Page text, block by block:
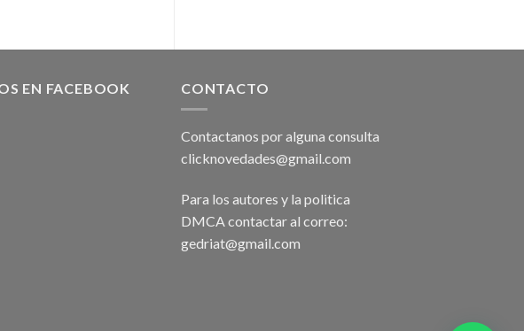
EN FACEBOOK CONTACTO
Contactanos por alguna consulta
clicknovedades@gmail.com
Para los autores y la politica
DMCA contactar al correo:
gedriat@gmail.com